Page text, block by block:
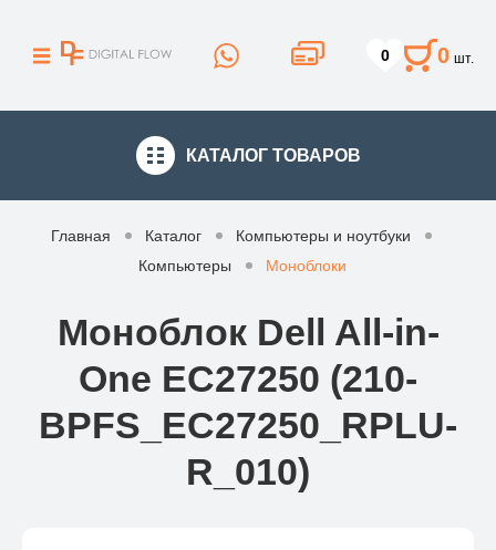
0 0 шт.
КАТАЛОГ ТОВАРОВ
Главная Каталог
Компьютеры и ноутбуки
Компьютеры
Моноблоки
Моноблок Dell All-in-
One EC27250 (210-
BPFS_EC27250_RPLU-
R_010)